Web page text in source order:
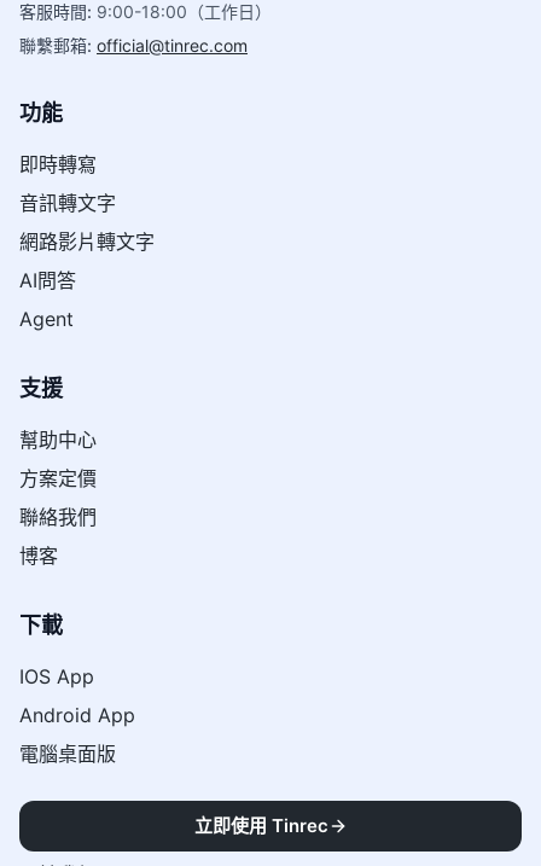
客服時間: 9:00-18:00（工作日）
聯繫郵箱: official@tinrec.com
功能
即時轉寫
音訊轉文字
網路影片轉文字
AI問答
Agent
支援
幫助中心
方案定價
聯絡我們
博客
下載
IOS App
Android App
電腦桌面版
立即使用 Tinrec